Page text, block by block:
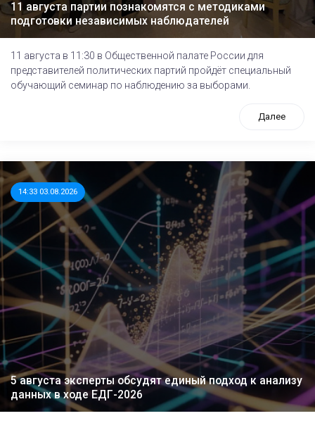
11 августа партии познакомятся с методиками
подготовки независимых наблюдателей
11 августа в 11:30 в Общественной палате России для
представителей политических партий пройдёт специальный
обучающий семинар по наблюдению за выборами.
Далее
14:33 03.08.2026
5 августа эксперты обсудят единый подход к анализу
данных в ходе ЕДГ-2026